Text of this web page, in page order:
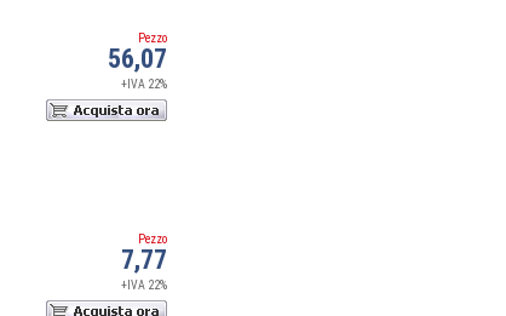
Pezzo
56,07
+IVA 22%
Pezzo
7,77
+IVA 22%